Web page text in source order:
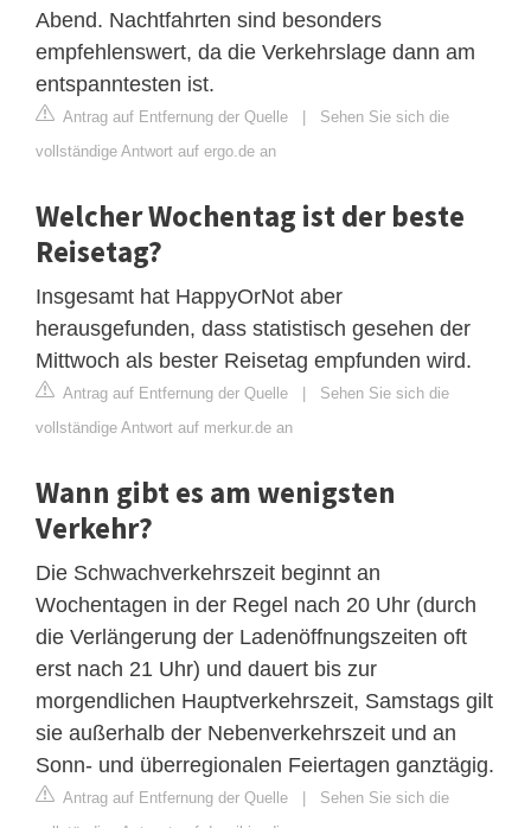
Abend. Nachtfahrten sind besonders
empfehlenswert, da die Verkehrslage dann am
entspanntesten ist.
Antrag auf Entfernung der Quelle | Sehen Sie sich die
vollständige Antwort auf ergo.de an
Welcher Wochentag ist der beste
Reisetag?
Insgesamt hat HappyOrNot aber
herausgefunden, dass statistisch gesehen der
Mittwoch als bester Reisetag empfunden wird.
Antrag auf Entfernung der Quelle | Sehen Sie sich die
vollständige Antwort auf merkur.de an
Wann gibt es am wenigsten
Verkehr?
Die Schwachverkehrszeit beginnt an
Wochentagen in der Regel nach 20 Uhr (durch
die Verlängerung der Ladenöffnungszeiten oft
erst nach 21 Uhr) und dauert bis zur
morgendlichen Hauptverkehrszeit, Samstags gilt
sie außerhalb der Nebenverkehrszeit und an
Sonn- und überregionalen Feiertagen ganztägig.
Antrag auf Entfernung der Quelle | Sehen Sie sich die